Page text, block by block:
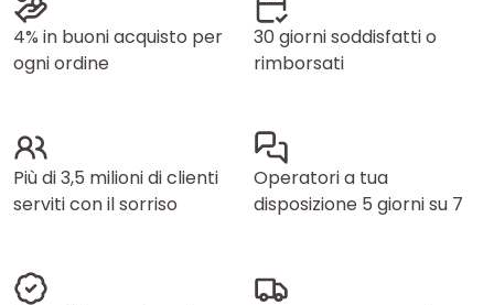
4% in buoni acquisto per
ogni ordine
30 giorni soddisfatti o
rimborsati
Più di 3,5 milioni di clienti
serviti con il sorriso
Operatori a tua
disposizione 5 giorni su 7